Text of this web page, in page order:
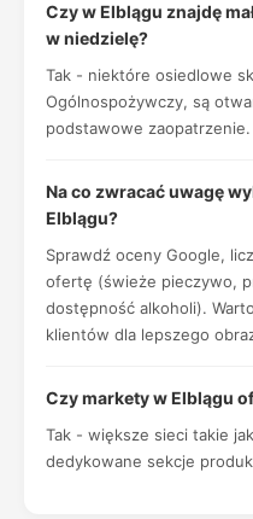
Czy w Elblągu znajdę
w niedzielę?
Tak - niektóre osiedlowe
Ogólnospożywczy, są
podstawowe zaopatrzenie.
Na co zwracać uwagę
Elblągu?
Sprawdź oceny Google,
ofertę (świeże pieczywo,
dostępność alkoholi).
klientów dla lepszego
Czy markety w Elblągu
Tak - większe sieci takie
dedykowane sekcje